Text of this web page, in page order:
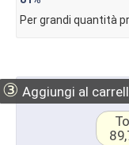
Per grandi quantità
③ Aggiungi al